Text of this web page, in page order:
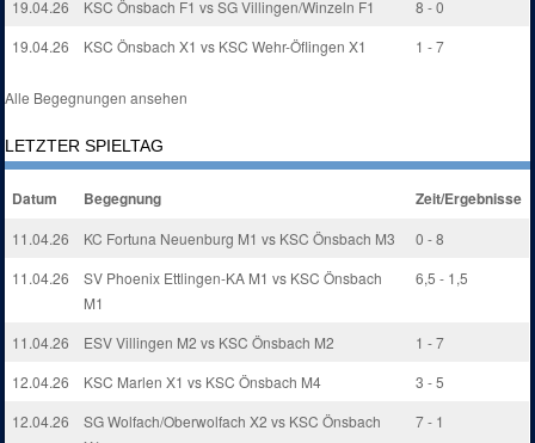
19.04.26
KSC Önsbach F1 vs SG Villingen/Winzeln F1
8 - 0
19.04.26
KSC Önsbach X1 vs KSC Wehr-Öflingen X1 1 - 7
Alle Begegnungen ansehen
LETZTER SPIELTAG
Datum Begegnung Zeit/Ergebnisse
11.04.26 KC Fortuna Neuenburg M1 vs KSC Önsbach M3
0 - 8
11.04.26
SV Phoenix Ettlingen-KA M1 vs KSC Önsbach
M1
6,5 - 1,5
11.04.26 ESV Villingen M2 vs KSC Önsbach M2
1 - 7
12.04.26
KSC Marlen X1 vs KSC Önsbach M4
3 - 5
12.04.26
SG Wolfach/Oberwolfach X2 vs KSC Önsbach
7 - 1